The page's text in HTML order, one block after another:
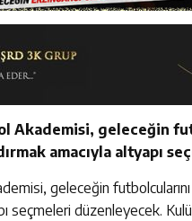
Akademisi, geleceğin
amacıyla altyapı
geleceğin
seçmeleri düzenleyecek.